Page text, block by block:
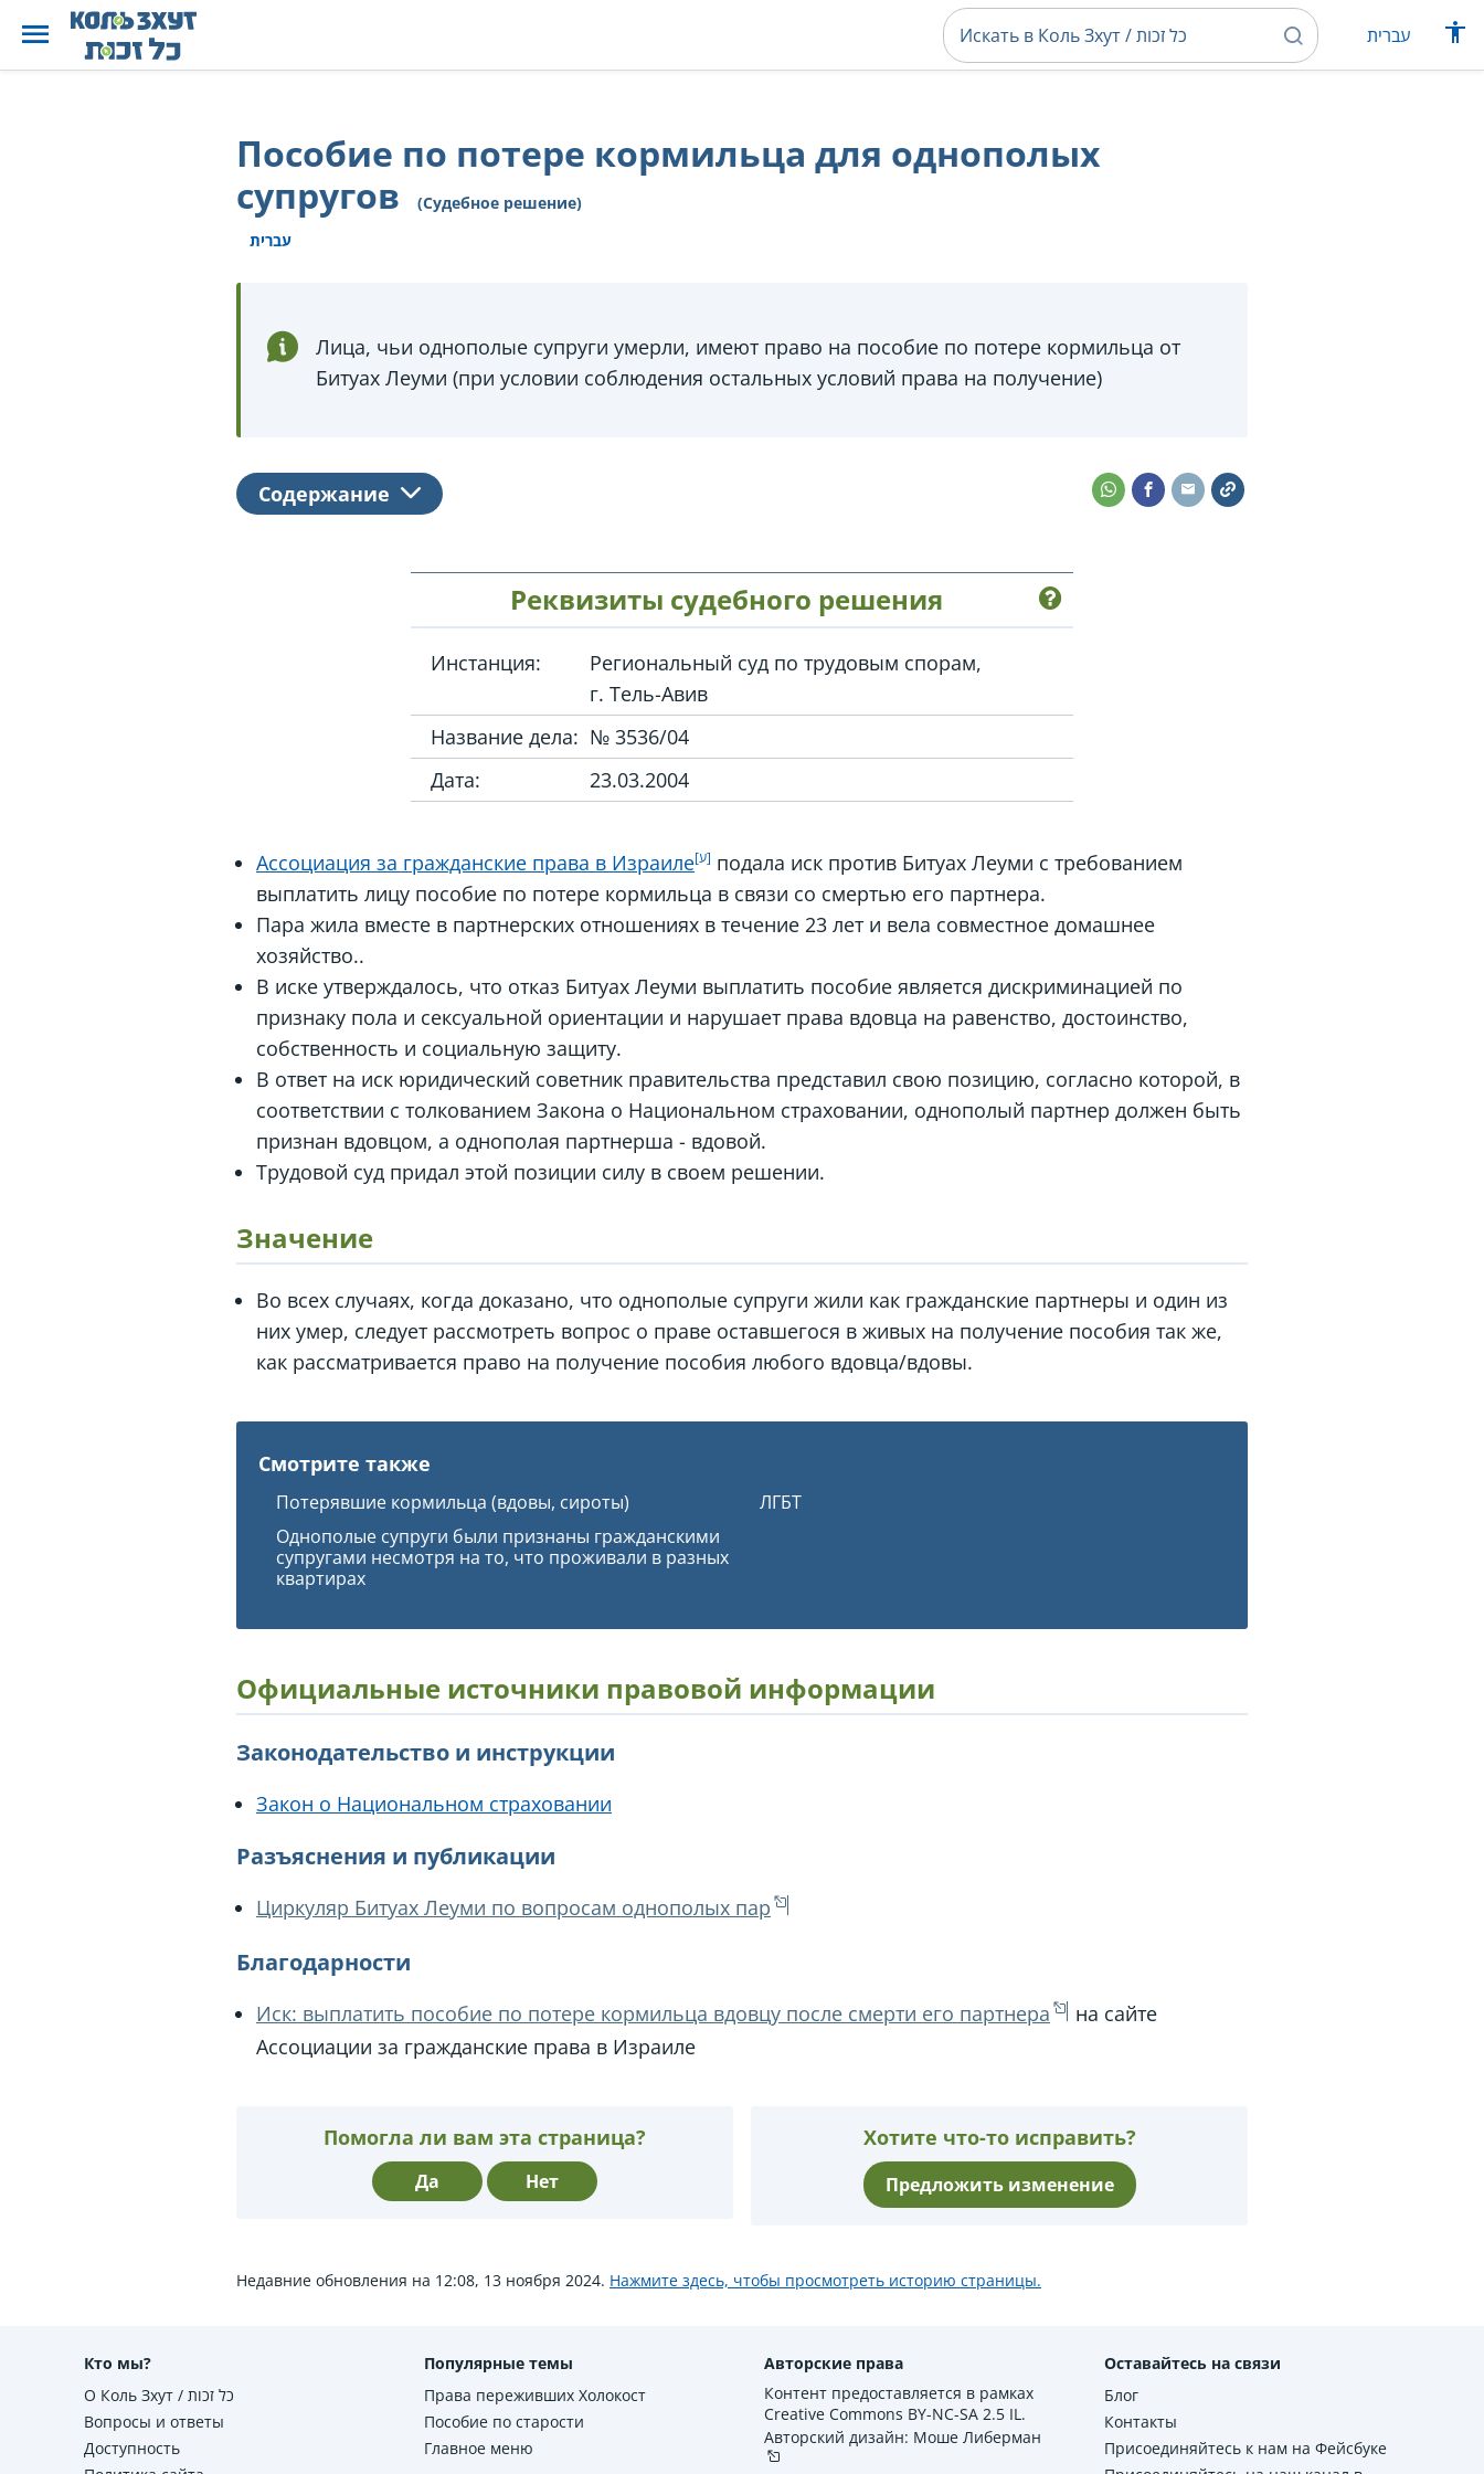
עברית
Пособие по потере кормильца для однополых
супругов
(Судебное решение)
עברית
Лица, чьи однополые супруги умерли, имеют право на пособие по потере кормильца от
Битуах Леуми (при условии соблюдения остальных условий права на получение)
Содержание
Реквизиты судебного решения
Инстанция:
Региональный суд по трудовым спорам,
г. Тель-Авив
Название дела: № 3536/04
Дата:
23.03.2004
Ассоциация за гражданские права в Израиле
подала иск против Битуах Леуми с требованием
выплатить лицу пособие по потере кормильца в связи со смертью его партнера.
Пара жила вместе в партнерских отношениях в течение 23 лет и вела совместное домашнее
хозяйство..
В иске утверждалось, что отказ Битуах Леуми выплатить пособие является дискриминацией по
признаку пола и сексуальной ориентации и нарушает права вдовца на равенство, достоинство,
собственность и социальную защиту.
В ответ на иск юридический советник правительства представил свою позицию, согласно которой, в
соответствии с толкованием Закона о Национальном страховании, однополый партнер должен быть
признан вдовцом, а однополая партнерша - вдовой.
Трудовой суд придал этой позиции силу в своем решении.
Значение
Во всех случаях, когда доказано, что однополые супруги жили как гражданские партнеры и один из
них умер, следует рассмотреть вопрос о праве оставшегося в живых на получение пособия так же,
как рассматривается право на получение пособия любого вдовца/вдовы.
Смотрите также
Потерявшие кормильца (вдовы, сироты)
ЛГБТ
Однополые супруги были признаны гражданскими
супругами несмотря на то, что проживали в разных
квартирах
Официальные источники правовой информации
Законодательство и инструкции
Закон о Национальном страховании
Разъяснения и публикации
Циркуляр Битуах Леуми по вопросам однополых пар
Благодарности
Иск: выплатить пособие по потере кормильца вдовцу после смерти его партнера
на сайте
Ассоциации за гражданские права в Израиле
Помогла ли вам эта страница?
Да Нет
Хотите что-то исправить?
Предложить изменение
Недавние обновления на 12:08, 13 ноября 2024. Нажмите здесь, чтобы просмотреть историю страницы.
Кто мы?
О Коль Зхут / כל זכות
Вопросы и ответы
Доступность
Популярные темы
Права переживших Холокост
Пособие по старости
Главное меню
Авторские права
Контент предоставляется в рамках
Creative Commons BY-NC-SA 2.5 IL.
Авторский дизайн: Моше Либерман
Оставайтесь на связи
Блог
Контакты
Присоединяйтесь к нам на Фейсбуке